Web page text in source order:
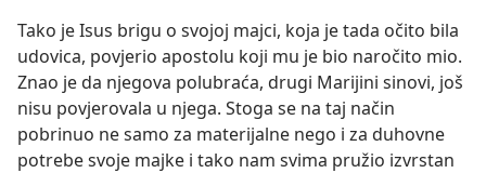
Tako je Isus brigu o svojoj majci, koja je tada očito bila
udovica, povjerio apostolu koji mu je bio naročito mio.
Znao je da njegova polubraća, drugi Marijini sinovi, još
nisu povjerovala u njega. Stoga se na taj način
pobrinuo ne samo za materijalne nego i za duhovne
potrebe svoje majke i tako nam svima pružio izvrstan